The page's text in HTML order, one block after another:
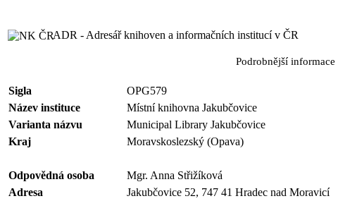
ADR - Adresář knihoven a informačních institucí v ČR
Podrobnější
Sigla
OPG579
Název instituce
Místní knihovna Jakubčovice
Varianta názvu
Municipal Library Jakubčovice
Kraj
Moravskoslezský (Opava)
Odpovědná osoba
Mgr. Anna Střižíková
Adresa
Jakubčovice 52, 747 41 Hradec nad Moravicí